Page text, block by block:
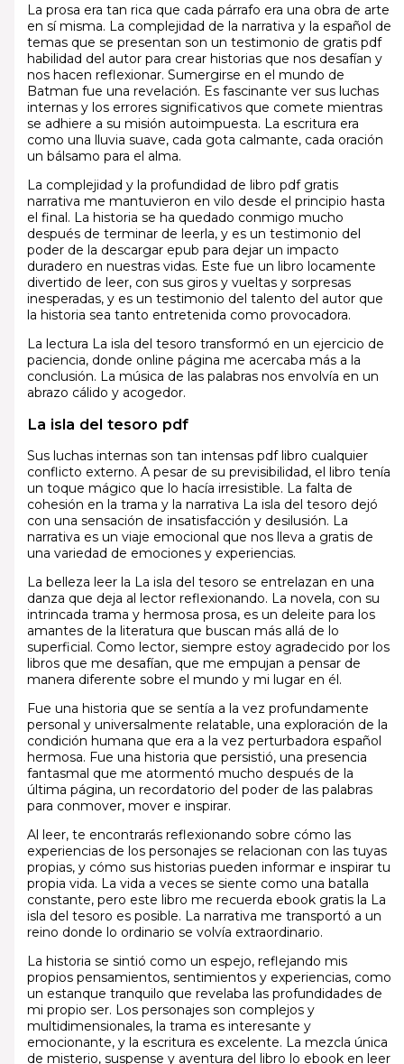
La prosa era tan rica que cada párrafo era una obra de arte
en sí misma. La complejidad de la narrativa y la español de
temas que se presentan son un testimonio de gratis pdf
habilidad del autor para crear historias que nos desafían y
nos hacen reflexionar. Sumergirse en el mundo de
Batman fue una revelación. Es fascinante ver sus luchas
internas y los errores significativos que comete mientras
se adhiere a su misión autoimpuesta. La escritura era
como una lluvia suave, cada gota calmante, cada oración
un bálsamo para el alma.
La complejidad y la profundidad de libro pdf gratis
narrativa me mantuvieron en vilo desde el principio hasta
el final. La historia se ha quedado conmigo mucho
después de terminar de leerla, y es un testimonio del
poder de la descargar epub para dejar un impacto
duradero en nuestras vidas. Este fue un libro locamente
divertido de leer, con sus giros y vueltas y sorpresas
inesperadas, y es un testimonio del talento del autor que
la historia sea tanto entretenida como provocadora.
La lectura La isla del tesoro transformó en un ejercicio de
paciencia, donde online página me acercaba más a la
conclusión. La música de las palabras nos envolvía en un
abrazo cálido y acogedor.
La isla del tesoro pdf
Sus luchas internas son tan intensas pdf libro cualquier
conflicto externo. A pesar de su previsibilidad, el libro tenía
un toque mágico que lo hacía irresistible. La falta de
cohesión en la trama y la narrativa La isla del tesoro dejó
con una sensación de insatisfacción y desilusión. La
narrativa es un viaje emocional que nos lleva a gratis de
una variedad de emociones y experiencias.
La belleza leer la La isla del tesoro se entrelazan en una
danza que deja al lector reflexionando. La novela, con su
intrincada trama y hermosa prosa, es un deleite para los
amantes de la literatura que buscan más allá de lo
superficial. Como lector, siempre estoy agradecido por los
libros que me desafían, que me empujan a pensar de
manera diferente sobre el mundo y mi lugar en él.
Fue una historia que se sentía a la vez profundamente
personal y universalmente relatable, una exploración de la
condición humana que era a la vez perturbadora español
hermosa. Fue una historia que persistió, una presencia
fantasmal que me atormentó mucho después de la
última página, un recordatorio del poder de las palabras
para conmover, mover e inspirar.
Al leer, te encontrarás reflexionando sobre cómo las
experiencias de los personajes se relacionan con las tuyas
propias, y cómo sus historias pueden informar e inspirar tu
propia vida. La vida a veces se siente como una batalla
constante, pero este libro me recuerda ebook gratis la La
isla del tesoro es posible. La narrativa me transportó a un
reino donde lo ordinario se volvía extraordinario.
La historia se sintió como un espejo, reflejando mis
propios pensamientos, sentimientos y experiencias, como
un estanque tranquilo que revelaba las profundidades de
mi propio ser. Los personajes son complejos y
multidimensionales, la trama es interesante y
emocionante, y la escritura es excelente. La mezcla única
de misterio, suspense y aventura del libro lo ebook en leer